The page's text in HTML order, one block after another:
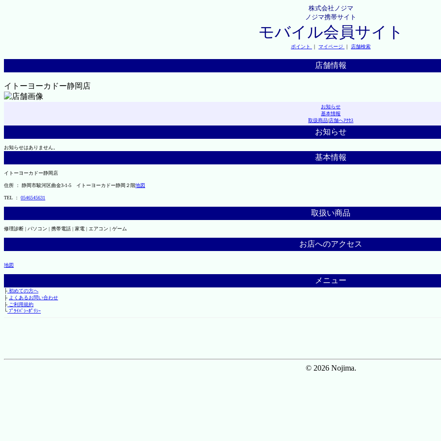
株式会社ノジマ
ノジマ携帯サイト
モバイル会員サイト
ポイント ｜ マイページ ｜ 店舗検索
店舗情報
イトーヨーカドー静岡店
お知らせ
基本情報
取扱商品|店舗へｱｸｾｽ
お知らせ
お知らせはありません。
基本情報
イトーヨーカドー静岡店
住所 ： 静岡市駿河区曲金3-1-5 イトーヨーカドー静岡２階地図
TEL ： 0546545631
取扱い商品
修理診断 | パソコン | 携帯電話 | 家電 | エアコン | ゲーム
お店へのアクセス
地図
メニュー
├初めての方へ
├ よくあるお問い合わせ
├ご利用規約
└ﾌﾟﾗｲﾊﾞｼｰﾎﾟﾘｼｰ
© 2026 Nojima.